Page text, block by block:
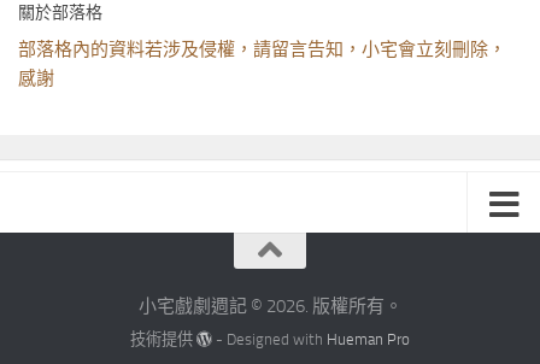
關於部落格
部落格內的資料若涉及侵權，請留言告知，小宅會立刻刪除，
感謝
小宅戲劇週記 © 2026. 版權所有。
技術提供 - Designed with Hueman Pro